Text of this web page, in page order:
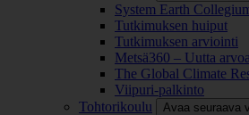
System Earth
Tutkimuksen huiput
Tutkimuksen arviointi
Metsä360 – Uutta
The Global Climate
Viipuri-palkinto
Tohtorikoulu
Avaa seuraava